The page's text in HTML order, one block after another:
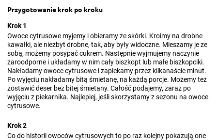
Przygotowanie krok po kroku
Krok 1
Owoce cytrusowe myjemy i obieramy ze skórki. Kroimy na drobne
kawałki, ale niezbyt drobne, tak, aby były widoczne. Mieszamy je ze
sobą, możemy posypać cukrem. Następnie wyjmujemy naczynie
żaroodporne i układamy w nim cały biszkopt lub małe biszkopciki.
Nakładamy owoce cytrusowe i zapiekamy przez kilkanaście minut.
Po wyjęciu nakładamy bitą śmietanę, na każdą porcje. Możemy też
zostawić deser bez bitej śmietany. Całość podajemy, zaraz po
wyjęciu z piekarnika. Najlepiej, jeśli skorzystamy z sezonu na owoce
cytrusowe.
Krok 2
Co do historii owoców cytrusowych to po raz kolejny pokazują one